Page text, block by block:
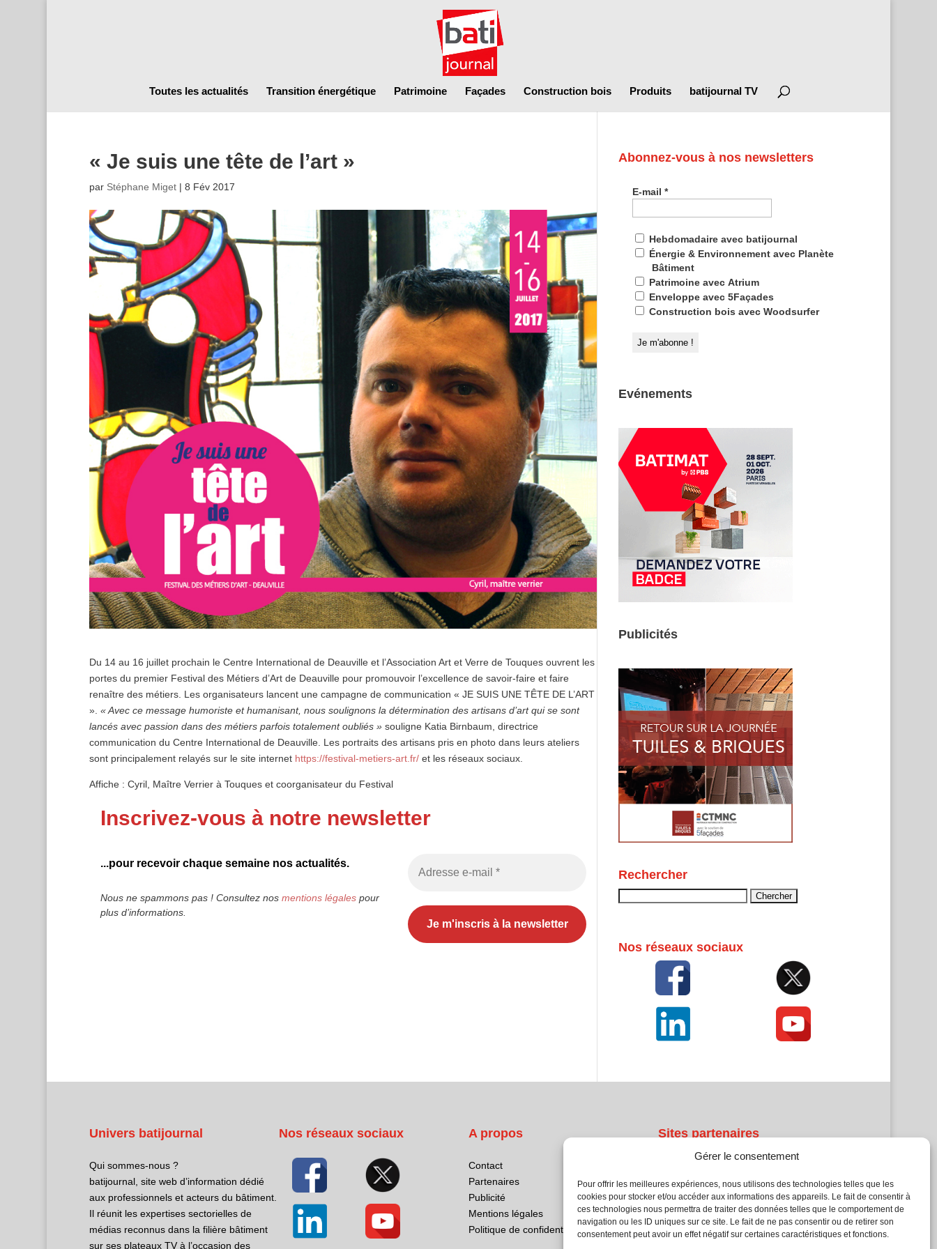
Gérer le consentement
Pour offrir les meilleures expériences, nous utilisons des technologies telles que les
cookies pour stocker et/ou accéder aux informations des appareils. Le fait de consentir à
ces technologies nous permettra de traiter des données telles que le comportement de
navigation ou les ID uniques sur ce site. Le fait de ne pas consentir ou de retirer son
consentement peut avoir un effet négatif sur certaines caractéristiques et fonctions.
Toutes les actualités Transition énergétique Patrimoine Façades Construction bois Produits batijournal TV
« Je suis une tête de l’art »
par Stéphane Miget| 8 Fév 2017
Du 14 au 16 juillet prochain le Centre International de Deauville et l’Association Art et Verre de Touques ouvrent les
portes du premier Festival des Métiers d’Art de Deauville pour promouvoir l’excellence de savoir-faire et faire
renaître des métiers. Les organisateurs lancent une campagne de communication « JE SUIS UNE TÊTE DE L’ART
». « Avec ce message humoriste et humanisant, nous soulignons la détermination des artisans d’art qui se sont
lancés avec passion dans des métiers parfois totalement oubliés »souligne Katia Birnbaum, directrice
communication du Centre International de Deauville. Les portraits des artisans pris en photo dans leurs ateliers
sont principalement relayés sur le site internet https://festival-metiers-art.fr/et les réseaux sociaux.
Affiche : Cyril, Maître Verrier à Touques et coorganisateur du Festival
Inscrivez-vous à notre newsletter
...pour recevoir chaque semaine nos actualités.
Nous ne spammons pas ! Consultez nos mentions légalespour
plus d’informations.
Abonnez-vous à nos newsletters
E-mail*
Hebdomadaire avec batijournal
Énergie & Environnement avec Planète
Bâtiment
Patrimoine avec Atrium
Enveloppe avec 5Façades
Construction bois avec Woodsurfer
Evénements
Publicités
Rechercher
Nos réseaux sociaux
Univers batijournal
Qui sommes-nous ?
batijournal, site web d’information dédié
aux professionnels et acteurs du bâtiment.
Il réunit les expertises sectorielles de
médias reconnus dans la filière bâtiment
sur ses plateaux TV à l’occasion des
Nos réseaux sociaux A propos
Contact
Partenaires
Publicité
Mentions légales
Politique de confidentialité
Sites partenaires
Atrium Patrimoine
Kiosque 21
L'Atelier Bois
Planète Bâtiment